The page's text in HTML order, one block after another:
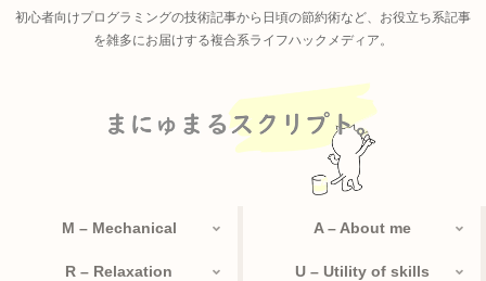
初心者向けプログラミングの技術記事から日頃の節約術など、お役立ち系記事
を雑多にお届けする複合系ライフハックメディア。
M – Mechanical A – About me
R – Relaxation U – Utility of skills